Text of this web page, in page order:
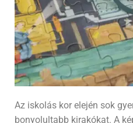
Az iskolás kor elején sok
bonyolultabb kirakókat. A